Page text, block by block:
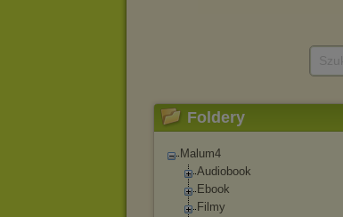
Foldery
Malum4
Audiobook
Ebook
Filmy